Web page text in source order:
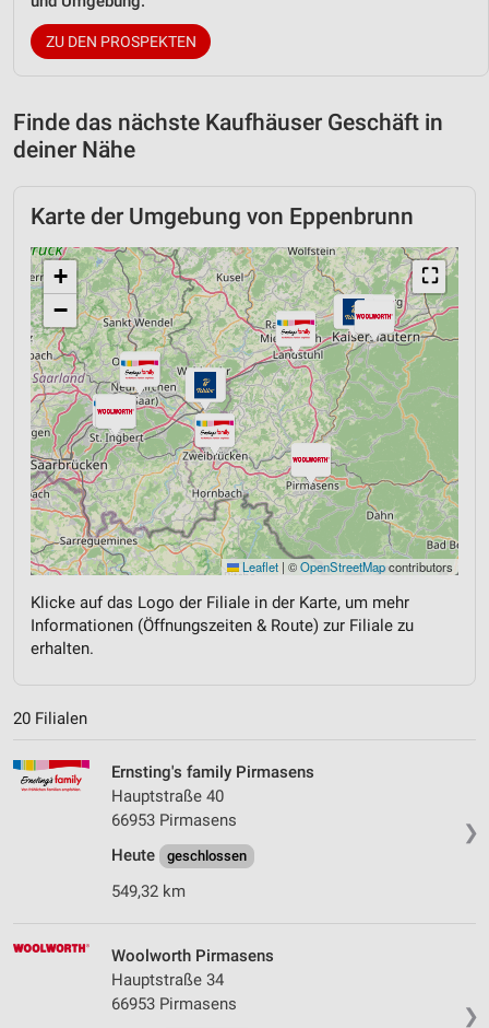
ZU DEN PROSPEKTEN
Finde das nächste Kaufhäuser Geschäft in
deiner Nähe
Karte der Umgebung von Eppenbrunn
⛶
+
−
Leaflet | ©OpenStreetMapcontributors
Klicke auf das Logo der Filiale in der Karte, um mehr
Informationen (Öffnungszeiten & Route) zur Filiale zu
erhalten.
20 Filialen
❯
Ernsting's family Pirmasens
Hauptstraße 40
66953 Pirmasens
Heute
geschlossen
549,32 km
❯
Woolworth Pirmasens
Hauptstraße 34
66953 Pirmasens